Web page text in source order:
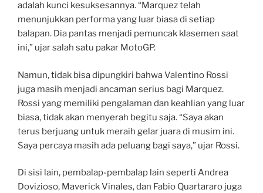
adalah kunci kesuksesannya. “Marquez telah
menunjukkan performa yang luar biasa di setiap
balapan. Dia pantas menjadi pemuncak klasemen saat
ini,” ujar salah satu pakar MotoGP.
Namun, tidak bisa dipungkiri bahwa Valentino Rossi
juga masih menjadi ancaman serius bagi Marquez.
Rossi yang memiliki pengalaman dan keahlian yang luar
biasa, tidak akan menyerah begitu saja. “Saya akan
terus berjuang untuk meraih gelar juara di musim ini.
Saya percaya masih ada peluang bagi saya,” ujar Rossi.
Di sisi lain, pembalap-pembalap lain seperti Andrea
Dovizioso, Maverick Vinales, dan Fabio Quartararo juga